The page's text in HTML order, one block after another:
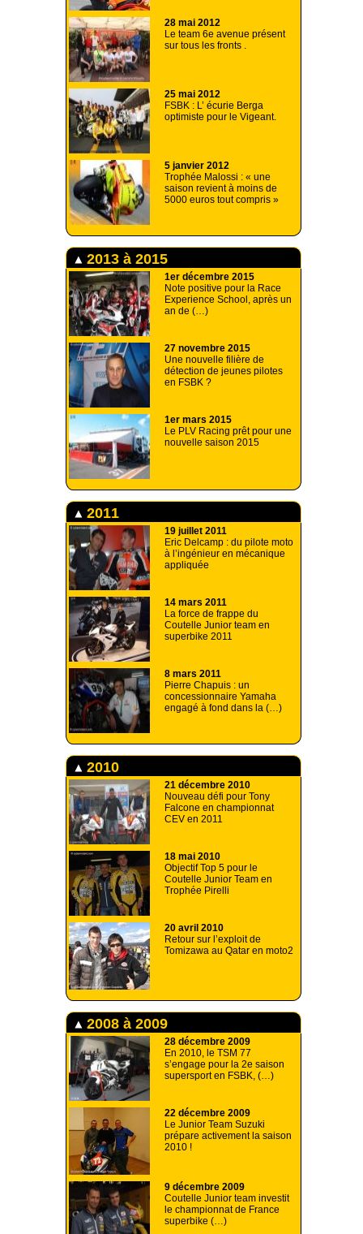
28 mai 2012
Le team 6e avenue présent
sur tous les fronts .
25 mai 2012
FSBK : L’ écurie Berga
optimiste pour le Vigeant.
5 janvier 2012
Trophée Malossi : « une
saison revient à moins de
5000 euros tout compris »
2013 à 2015
1er décembre 2015
Note positive pour la Race
Experience School, après un
an de (…)
27 novembre 2015
Une nouvelle filière de
détection de jeunes pilotes
en FSBK ?
1er mars 2015
Le PLV Racing prêt pour une
nouvelle saison 2015
2011
19 juillet 2011
Eric Delcamp : du pilote moto
à l’ingénieur en mécanique
appliquée
14 mars 2011
La force de frappe du
Coutelle Junior team en
superbike 2011
8 mars 2011
Pierre Chapuis : un
concessionnaire Yamaha
engagé à fond dans la (…)
2010
21 décembre 2010
Nouveau défi pour Tony
Falcone en championnat
CEV en 2011
18 mai 2010
Objectif Top 5 pour le
Coutelle Junior Team en
Trophée Pirelli
20 avril 2010
Retour sur l’exploit de
Tomizawa au Qatar en moto2
2008 à 2009
28 décembre 2009
En 2010, le TSM 77
s’engage pour la 2e saison
supersport en FSBK, (…)
22 décembre 2009
Le Junior Team Suzuki
prépare activement la saison
2010 !
9 décembre 2009
Coutelle Junior team investit
le championnat de France
superbike (…)